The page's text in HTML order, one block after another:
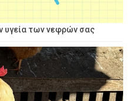
υγεία των νεφρών σας